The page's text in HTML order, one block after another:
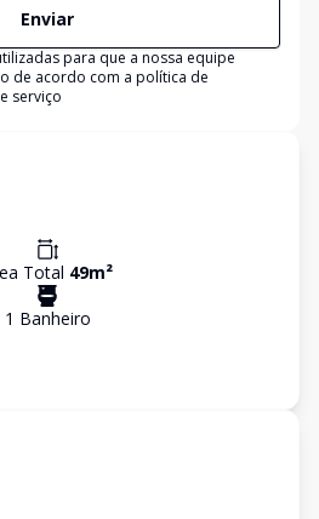
Enviar
para que a nossa equipe
de acordo com a política de
serviço
Total 49m²
1 Banheiro